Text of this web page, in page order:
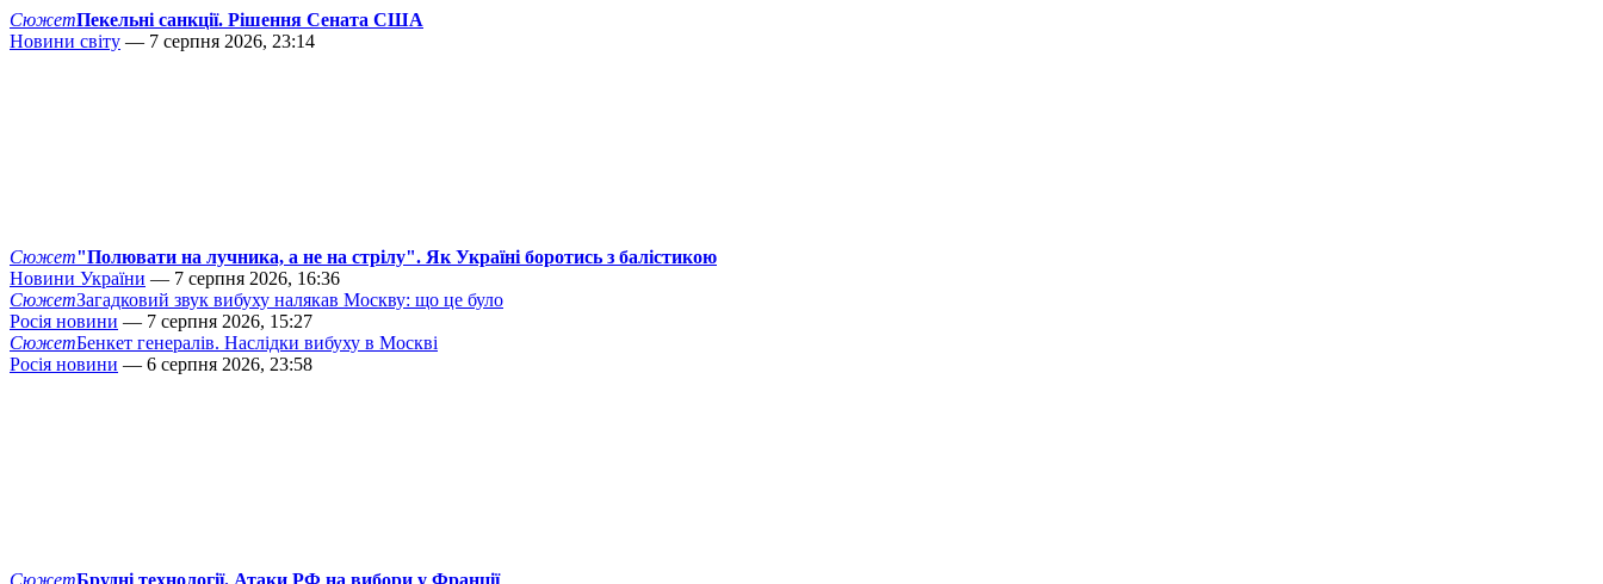
СюжетПекельні санкції. Рішення Сената США
Новини світу — 7 серпня 2026, 23:14
Сюжет"Полювати на лучника, а не на стрілу". Як Україні боротись з балістикою
Новини України — 7 серпня 2026, 16:36
СюжетЗагадковий звук вибуху налякав Москву: що це було
Росія новини — 7 серпня 2026, 15:27
СюжетБенкет генералів. Наслідки вибуху в Москві
Росія новини — 6 серпня 2026, 23:58